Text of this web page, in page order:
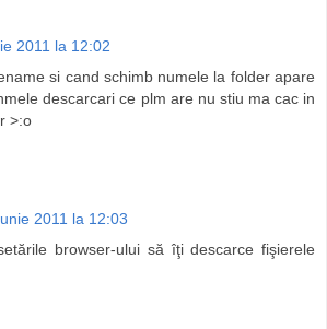
2011 la 12:02
si cand schimb numele la folder apare
descarcari ce plm are nu stiu ma cac in
>:o
2011 la 12:03
browser-ului să îţi descarce fişierele